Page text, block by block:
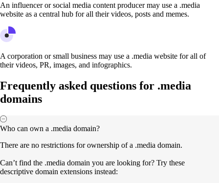
An influencer or social media content producer may use a .media
website as a central hub for all their videos, posts and memes.
A corporation or small business may use a .media website for all of
their videos, PR, images, and infographics.
Frequently asked questions for .media
domains
Who can own a .media domain?
There are no restrictions for ownership of a .media domain.
Can’t find the .media domain you are looking for? Try these
descriptive domain extensions instead: